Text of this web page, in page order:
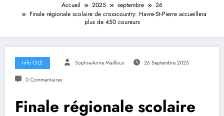
Accueil 2025 septembre
26
Finale régionale scolaire de crosscountry: Havre-St-Pierre accueillera
plus de 450 coureurs
Info CILE Sophie-Anne Mailloux 26 Septembre 2025
0 Commentaires
Finale régionale scolaire